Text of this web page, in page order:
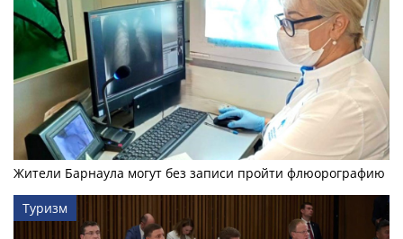
Жители Барнаула могут без записи пройти флюорографию
Туризм